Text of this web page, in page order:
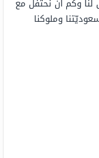
لنا وكم أن نحتفل مع
وملوكنا